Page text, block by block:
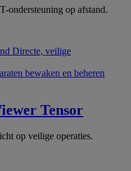
ondersteuning op afstand.
Directe, veilige
bewaken en beheren
Tensor
op veilige operaties.